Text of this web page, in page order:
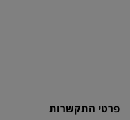
פרטי התקשרות